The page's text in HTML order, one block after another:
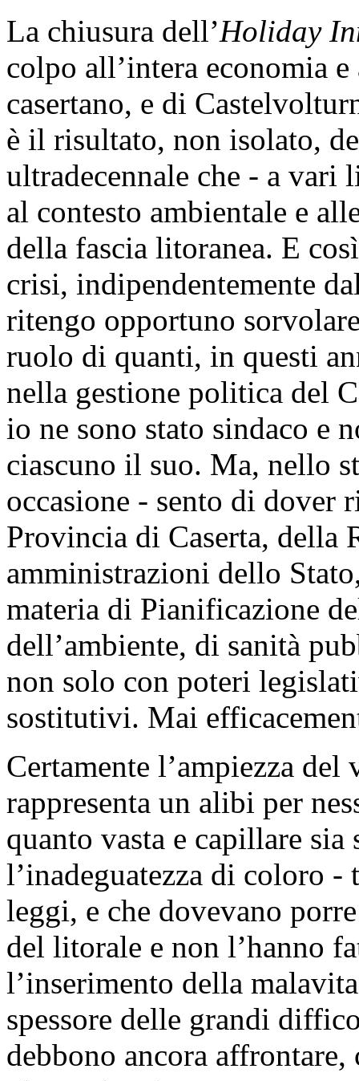
La chiusura dell’Holiday
colpo all’intera economia
casertano, e di
è il risultato, non isolato,
ultradecennale che - a vari
al contesto ambientale e
della fascia litoranea. E
crisi, indipendentemente
ritengo opportuno
ruolo di quanti, in questi
nella gestione politica del
io ne sono stato sindaco e
ciascuno il suo. Ma, nello
occasione - sento di dover
Provincia di Caserta, della
amministrazioni dello
materia di Pianificazione
dell’ambiente, di sanità
non solo con poteri
sostitutivi. Mai
Certamente l’ampiezza
rappresenta un alibi per
quanto vasta e capillare
l’inadeguatezza di coloro
leggi, e che dovevano
del litorale e non l’hanno
l’inserimento della
spessore delle grandi
debbono ancora